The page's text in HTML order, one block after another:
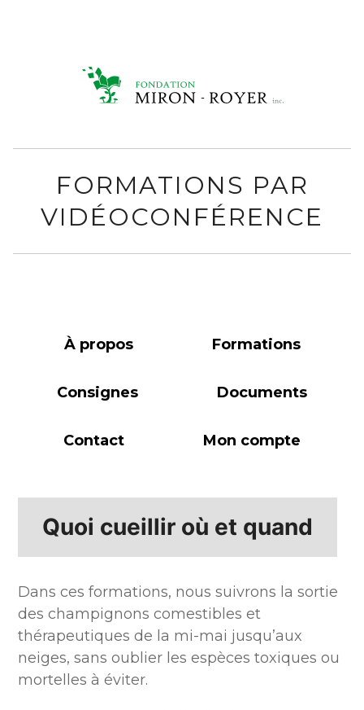
FORMATIONS PAR
VIDÉOCONFÉRENCE
À propos Formations
Consignes Documents
Contact Mon compte
Quoi cueillir où et quand
Dans ces formations, nous suivrons la sortie
des champignons comestibles et
thérapeutiques de la mi-mai jusqu’aux
neiges, sans oublier les espèces toxiques ou
mortelles à éviter.